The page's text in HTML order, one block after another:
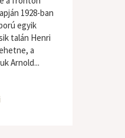
1928-ban
egyik
talán Henri
a
Arnold...